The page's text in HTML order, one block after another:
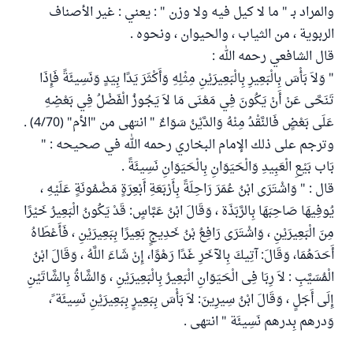
والمراد بـ " ما لا كيل فيه ولا وزن " : يعني : غير الأصناف
الربوية ، من الثياب ، والحيوان ، ونحوه .
قال الشافعي رحمه الله :
" وَلاَ بَأْسَ بِالْبَعِيرِ بِالْبَعِيرَيْنِ مِثْلِهِ وَأَكْثَرَ يَدًا بِيَدٍ وَنَسِيئَةً فَإِذَا
تَنَحَّى عَنْ أَنْ يَكُونَ فِي مَعْنَى مَا لاَ يَجُوزُ الْفَضْلُ فِي بَعْضِهِ
عَلَى بَعْضٍ فَالنَّقْدُ مِنْهُ وَالدَّيْنُ سَوَاءٌ " انتهى من "الأم" (4/70) .
وترجم على ذلك الإمام البخاري رحمه الله في صحيحه : "
بَاب بَيْعِ الْعَبِيدِ وَالْحَيَوَانِ بِالْحَيَوَانِ نَسِيئَةً .
قال : " وَاشْتَرَى ابْنُ عُمَرَ رَاحِلَةً بِأَرْبَعَةِ أَبْعِرَةٍ مَضْمُونَةٍ عَلَيْهِ ،
يُوفِيهَا صَاحِبَهَا بِالرَّبَذَة ، وَقَالَ ابْنُ عَبَّاسٍ: قَدْ يَكُونُ الْبَعِيرُ خَيْرًا
مِنَ الْبَعِيرَيْنِ ، وَاشْتَرَى رَافِعُ بْنُ خَدِيجٍ بَعِيرًا بِبَعِيرَيْنِ ، فَأَعْطَاهُ
أَحَدَهُمَا، وَقَالَ: آتِيكَ بِالآخَرِ غَدًا رَهْوًا، إِنْ شَاءَ اللَّهُ ، وَقَالَ ابْنُ
الْمُسَيَّبِ : لاَ رِبَا فِى الْحَيَوَانِ الْبَعِيرُ بِالْبَعِيرَيْنِ ، وَالشَّاةُ بِالشَّاتَيْنِ
إِلَى أَجَلٍ ، وَقَالَ ابْنُ سِيرِينَ: لاَ بَأْسَ بِبَعِيرٍ بِبَعِيرَيْنِ نَسِيئَة ً،
وَدرهم بِدرهم نَسِيئَة " انتهى .